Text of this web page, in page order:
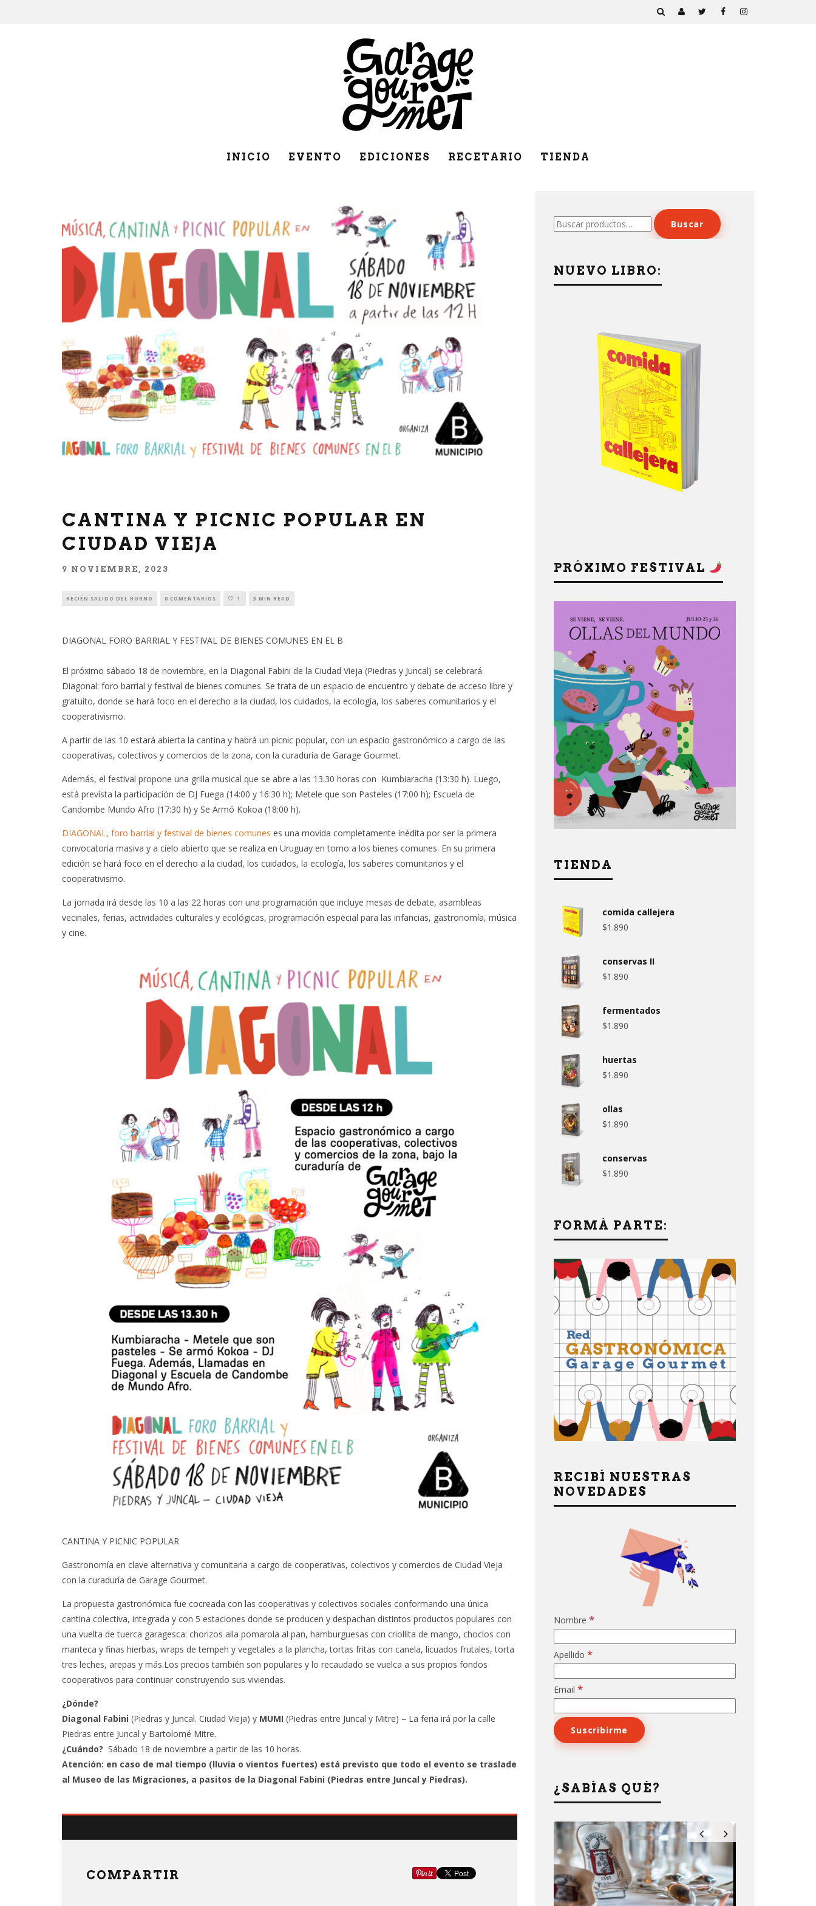
INICIO EVENTO EDICIONES RECETARIO TIENDA
CANTINA Y PICNIC POPULAR EN
CIUDAD VIEJA
9 NOVIEMBRE, 2023
RECIÉN SALIDO DEL HORNO 0 COMENTARIOS 1 3 MIN READ
DIAGONAL FORO BARRIAL Y FESTIVAL DE BIENES COMUNES EN EL B
El próximo sábado 18 de noviembre, en la Diagonal Fabini de la Ciudad Vieja (Piedras y Juncal) se celebrará
Diagonal: foro barrial y festival de bienes comunes. Se trata de un espacio de encuentro y debate de acceso libre y
gratuito, donde se hará foco en el derecho a la ciudad, los cuidados, la ecología, los saberes comunitarios y el
cooperativismo.
A partir de las 10 estará abierta la cantina y habrá un picnic popular, con un espacio gastronómico a cargo de las
cooperativas, colectivos y comercios de la zona, con la curaduría de Garage Gourmet.
Además, el festival propone una grilla musical que se abre a las 13.30 horas con Kumbiaracha (13:30 h). Luego,
está prevista la participación de DJ Fuega (14:00 y 16:30 h); Metele que son Pasteles (17:00 h); Escuela de
Candombe Mundo Afro (17:30 h) y Se Armó Kokoa (18:00 h).
DIAGONAL, foro barrial y festival de bienes comunes es una movida completamente inédita por ser la primera
convocatoria masiva y a cielo abierto que se realiza en Uruguay en torno a los bienes comunes. En su primera
edición se hará foco en el derecho a la ciudad, los cuidados, la ecología, los saberes comunitarios y el
cooperativismo.
La jornada irá desde las 10 a las 22 horas con una programación que incluye mesas de debate, asambleas
vecinales, ferias, actividades culturales y ecológicas, programación especial para las infancias, gastronomía, música
y cine.
CANTINA Y PICNIC POPULAR
Gastronomía en clave alternativa y comunitaria a cargo de cooperativas, colectivos y comercios de Ciudad Vieja
con la curaduría de Garage Gourmet.
La propuesta gastronómica fue cocreada con las cooperativas y colectivos sociales conformando una única
cantina colectiva, integrada y con 5 estaciones donde se producen y despachan distintos productos populares con
una vuelta de tuerca garagesca: chorizos alla pomarola al pan, hamburguesas con criollita de mango, choclos con
manteca y finas hierbas, wraps de tempeh y vegetales a la plancha, tortas fritas con canela, licuados frutales, torta
tres leches, arepas y más.Los precios también son populares y lo recaudado se vuelca a sus propios fondos
cooperativos para continuar construyendo sus viviendas.
¿Dónde?
Diagonal Fabini (Piedras y Juncal. Ciudad Vieja) y MUMI (Piedras entre Juncal y Mitre) – La feria irá por la calle
Piedras entre Juncal y Bartolomé Mitre.
¿Cuándo? Sábado 18 de noviembre a partir de las 10 horas.
Atención: en caso de mal tiempo (lluvia o vientos fuertes) está previsto que todo el evento se traslade
al Museo de las Migraciones, a pasitos de la Diagonal Fabini (Piedras entre Juncal y Piedras).
COMPARTIR
Buscar
por:
Buscar
NUEVO LIBRO:
PRÓXIMO FESTIVAL
TIENDA
comida callejera
$1.890
conservas II
$1.890
fermentados
$1.890
huertas
$1.890
ollas
$1.890
conservas
$1.890
FORMÁ PARTE:
RECIBÍ NUESTRAS
NOVEDADES
Nombre *
Apellido *
Email *
¿SABÍAS QUÉ?